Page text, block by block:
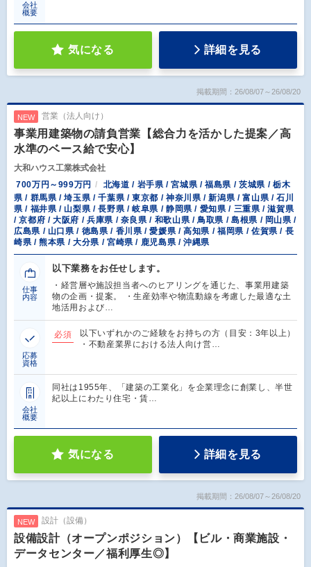
会社
概要
気になる 詳細を見る
掲載期間：26/08/07～26/08/20
NEW 営業（法人向け）
事業用建築物の請負営業【総合力を活かした提案／高
水準のベース給で安心】
大和ハウス工業株式会社
700万円～999万円
北海道 / 岩手県 / 宮城県 / 福島県 / 茨城県 / 栃木
県 / 群馬県 / 埼玉県 / 千葉県 / 東京都 / 神奈川県 / 新潟県 / 富山県 / 石川
県 / 福井県 / 山梨県 / 長野県 / 岐阜県 / 静岡県 / 愛知県 / 三重県 / 滋賀県
/ 京都府 / 大阪府 / 兵庫県 / 奈良県 / 和歌山県 / 鳥取県 / 島根県 / 岡山県 /
広島県 / 山口県 / 徳島県 / 香川県 / 愛媛県 / 高知県 / 福岡県 / 佐賀県 / 長
崎県 / 熊本県 / 大分県 / 宮崎県 / 鹿児島県 / 沖縄県
仕事
内容
以下業務をお任せします。
・経営層や施設担当者へのヒアリングを通じた、事業用建築
物の企画・提案。 ・生産効率や物流動線を考慮した最適な土
地活用および…
応募
資格
必須
以下いずれかのご経験をお持ちの方（目安：3年以上）
・不動産業界における法人向け営…
会社
概要
同社は1955年、「建築の工業化」を企業理念に創業し、半世
紀以上にわたり住宅・賃…
気になる 詳細を見る
掲載期間：26/08/07～26/08/20
NEW 設計（設備）
設備設計（オープンポジション）【ビル・商業施設・
データセンター／福利厚生◎】